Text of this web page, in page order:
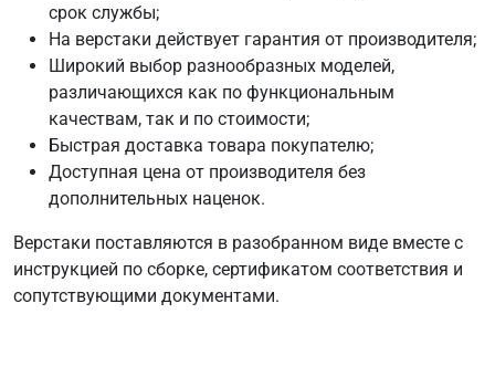
срок службы;
На верстаки действует гарантия от производителя;
Широкий выбор разнообразных моделей,
различающихся как по функциональным
качествам, так и по стоимости;
Быстрая доставка товара покупателю;
Доступная цена от производителя без
дополнительных наценок.
Верстаки поставляются в разобранном виде вместе с
инструкцией по сборке, сертификатом соответствия и
сопутствующими документами.